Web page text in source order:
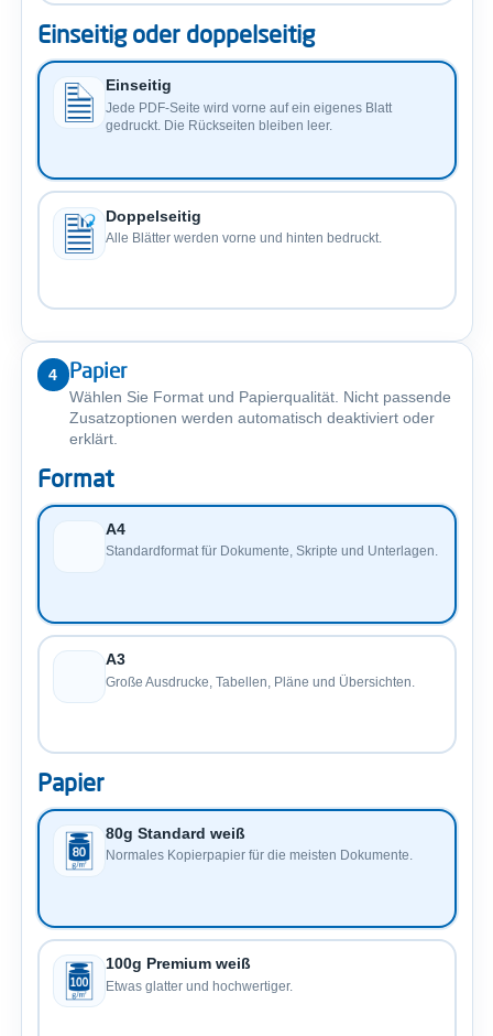
Einseitig oder doppelseitig
Einseitig
Jede PDF-Seite wird vorne auf ein eigenes Blatt
gedruckt. Die Rückseiten bleiben leer.
Doppelseitig
Alle Blätter werden vorne und hinten bedruckt.
4 Papier
Wählen Sie Format und Papierqualität. Nicht passende
Zusatzoptionen werden automatisch deaktiviert oder
erklärt.
Format
A4
Standardformat für Dokumente, Skripte und Unterlagen.
A3
Große Ausdrucke, Tabellen, Pläne und Übersichten.
Papier
80g Standard weiß
Normales Kopierpapier für die meisten Dokumente.
100g Premium weiß
Etwas glatter und hochwertiger.